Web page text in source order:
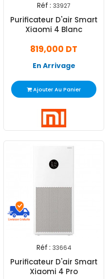
Réf : 33927
Purificateur D'air Smart
Xiaomi 4 Blanc
819,000 DT
En Arrivage
Ajouter Au Panier
Réf : 33664
Purificateur D'air Smart
Xiaomi 4 Pro